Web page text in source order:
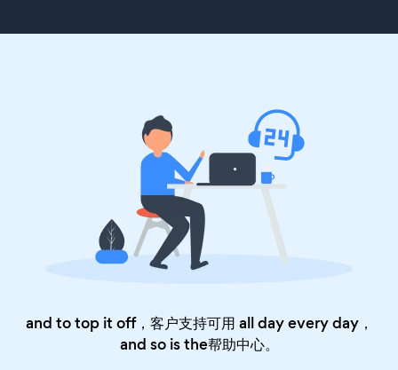
and to top it off，客户支持可用 all day every day，
and so is the帮助中心。